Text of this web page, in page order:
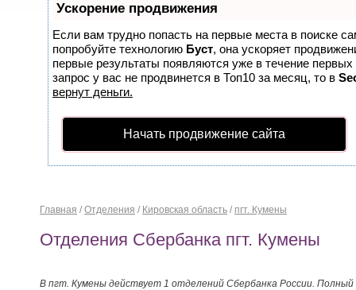
Ускорение продвижения
Если вам трудно попасть на первые места в поиске
попробуйте технологию Буст, она ускоряет
первые результаты появляются уже в течение
запрос у вас не продвинется в Топ10 за месяц, то в
вернут деньги.
Начать продвижение сайта
Главная / Отделения / Кировская область / пгт. Кумены
Отделения Сбербанка пгт. Кумены
В пгт. Кумены действует 1 отделений Сбербанка России.